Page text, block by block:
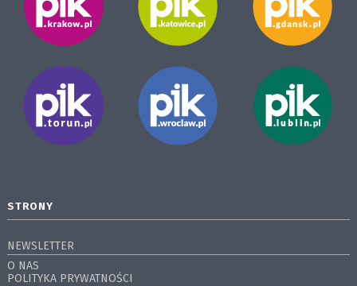
STRONY
NEWSLETTER
O NAS
POLITYKA PRYWATNOŚCI